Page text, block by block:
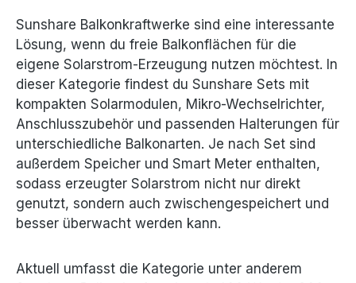
Sunshare Balkonkraftwerke sind eine interessante
Lösung, wenn du freie Balkonflächen für die
eigene Solarstrom-Erzeugung nutzen möchtest. In
dieser Kategorie findest du Sunshare Sets mit
kompakten Solarmodulen, Mikro-Wechselrichter,
Anschlusszubehör und passenden Halterungen für
unterschiedliche Balkonarten. Je nach Set sind
außerdem Speicher und Smart Meter enthalten,
sodass erzeugter Solarstrom nicht nur direkt
genutzt, sondern auch zwischengespeichert und
besser überwacht werden kann.
Aktuell umfasst die Kategorie unter anderem